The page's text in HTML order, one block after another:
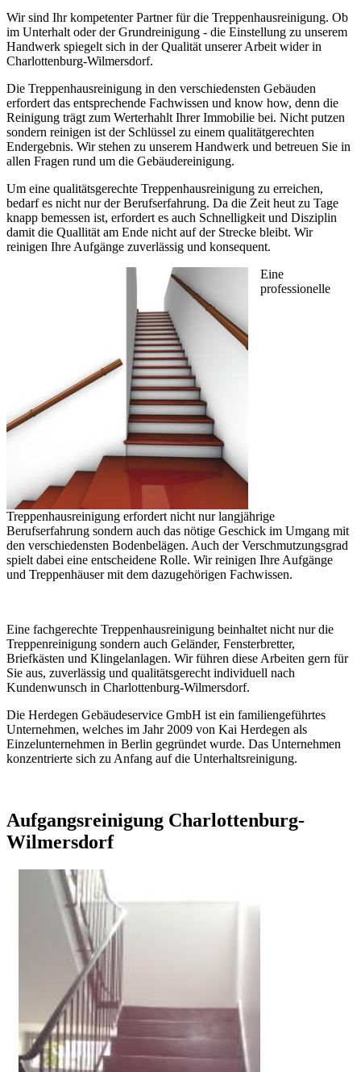
Wir sind Ihr kompetenter Partner für die Treppenhausreinigung. Ob
im Unterhalt oder der Grundreinigung - die Einstellung zu unserem
Handwerk spiegelt sich in der Qualität unserer Arbeit wider in
Charlottenburg-Wilmersdorf.
Die Treppenhausreinigung in den verschiedensten Gebäuden
erfordert das entsprechende Fachwissen und know how, denn die
Reinigung trägt zum Werterhahlt Ihrer Immobilie bei. Nicht putzen
sondern reinigen ist der Schlüssel zu einem qualitätgerechten
Endergebnis. Wir stehen zu unserem Handwerk und betreuen Sie in
allen Fragen rund um die Gebäudereinigung.
Um eine qualitätsgerechte Treppenhausreinigung zu erreichen,
bedarf es nicht nur der Berufserfahrung. Da die Zeit heut zu Tage
knapp bemessen ist, erfordert es auch Schnelligkeit und Disziplin
damit die Quallität am Ende nicht auf der Strecke bleibt. Wir
reinigen Ihre Aufgänge zuverlässig und konsequent.
Eine
professionelle
Treppenhausreinigung erfordert nicht nur langjährige
Berufserfahrung sondern auch das nötige Geschick im Umgang mit
den verschiedensten Bodenbelägen. Auch der Verschmutzungsgrad
spielt dabei eine entscheidene Rolle. Wir reinigen Ihre Aufgänge
und Treppenhäuser mit dem dazugehörigen Fachwissen.
Eine fachgerechte Treppenhausreinigung beinhaltet nicht nur die
Treppenreinigung sondern auch Geländer, Fensterbretter,
Briefkästen und Klingelanlagen. Wir führen diese Arbeiten gern für
Sie aus, zuverlässig und qualitätsgerecht individuell nach
Kundenwunsch in Charlottenburg-Wilmersdorf.
Die Herdegen Gebäudeservice GmbH ist ein familiengeführtes
Unternehmen, welches im Jahr 2009 von Kai Herdegen als
Einzelunternehmen in Berlin gegründet wurde. Das Unternehmen
konzentrierte sich zu Anfang auf die Unterhaltsreinigung.
Aufgangsreinigung Charlottenburg-
Wilmersdorf